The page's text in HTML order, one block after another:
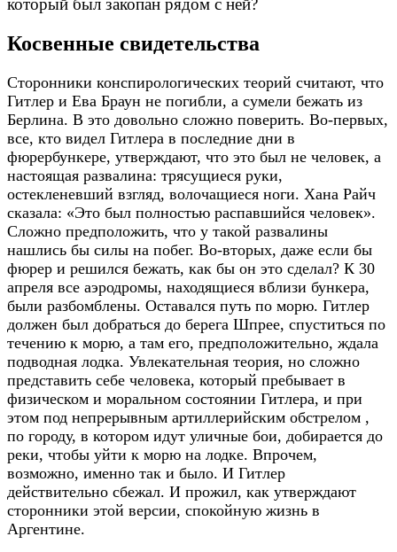
который был закопан рядом с ней?
Косвенные свидетельства
Сторонники конспирологических теорий считают, что
Гитлер и Ева Браун не погибли, а сумели бежать из
Берлина. В это довольно сложно поверить. Во-первых,
все, кто видел Гитлера в последние дни в
фюрербункере, утверждают, что это был не человек, а
настоящая развалина: трясущиеся руки,
остекленевший взгляд, волочащиеся ноги. Хана Райч
сказала: «Это был полностью распавшийся человек».
Сложно предположить, что у такой развалины
нашлись бы силы на побег. Во-вторых, даже если бы
фюрер и решился бежать, как бы он это сделал? К 30
апреля все аэродромы, находящиеся вблизи бункера,
были разбомблены. Оставался путь по морю. Гитлер
должен был добраться до берега Шпрее, спуститься по
течению к морю, а там его, предположительно, ждала
подводная лодка. Увлекательная теория, но сложно
представить себе человека, который пребывает в
физическом и моральном состоянии Гитлера, и при
этом под непрерывным артиллерийским обстрелом ,
по городу, в котором идут уличные бои, добирается до
реки, чтобы уйти к морю на лодке. Впрочем,
возможно, именно так и было. И Гитлер
действительно сбежал. И прожил, как утверждают
сторонники этой версии, спокойную жизнь в
Аргентине.